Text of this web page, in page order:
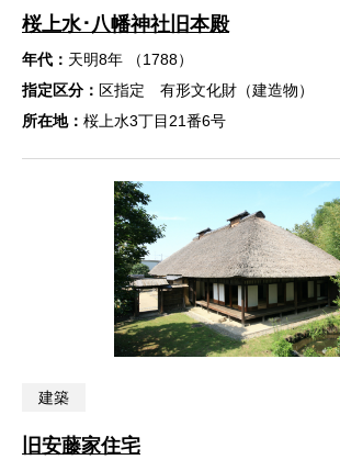
桜上水･八幡神社旧本殿
年代： 天明8年 （1788）
指定区分： 区指定 有形文化財（建造物）
所在地： 桜上水3丁目21番6号
建築
旧安藤家住宅